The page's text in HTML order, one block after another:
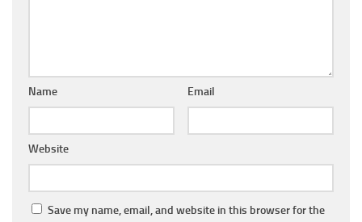
Name Email
Website
Save my name, email, and website in this browser for the